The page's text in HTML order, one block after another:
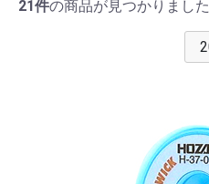
21件の商品が見つかりました